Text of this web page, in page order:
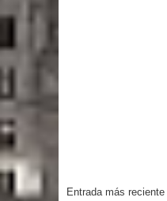
Entrada más reciente